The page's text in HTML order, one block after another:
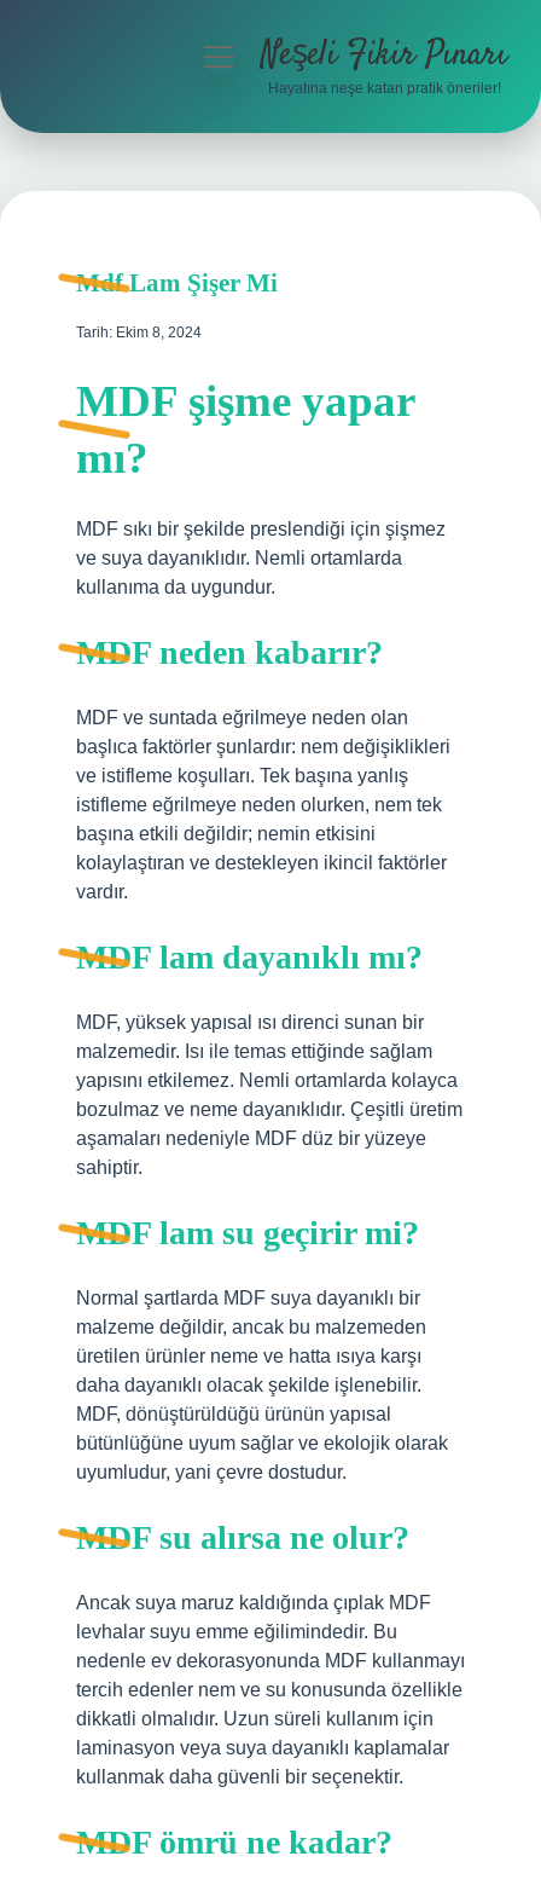
Hakkımızda
menüyüNeşeli Fikir Pınarı
Hayatına neşe katan pratik öneriler!
Mdf Lam Şişer Mi
Tarih: Ekim 8, 2024
MDF şişme yapar
mı?
MDF sıkı bir şekilde preslendiği için şişmez
ve suya dayanıklıdır. Nemli ortamlarda
kullanıma da uygundur.
MDF neden kabarır?
MDF ve suntada eğrilmeye neden olan
başlıca faktörler şunlardır: nem değişiklikleri
ve istifleme koşulları. Tek başına yanlış
istifleme eğrilmeye neden olurken, nem tek
başına etkili değildir; nemin etkisini
kolaylaştıran ve destekleyen ikincil faktörler
vardır.
MDF lam dayanıklı mı?
MDF, yüksek yapısal ısı direnci sunan bir
malzemedir. Isı ile temas ettiğinde sağlam
yapısını etkilemez. Nemli ortamlarda kolayca
bozulmaz ve neme dayanıklıdır. Çeşitli üretim
aşamaları nedeniyle MDF düz bir yüzeye
sahiptir.
MDF lam su geçirir mi?
Normal şartlarda MDF suya dayanıklı bir
malzeme değildir, ancak bu malzemeden
üretilen ürünler neme ve hatta ısıya karşı
daha dayanıklı olacak şekilde işlenebilir.
MDF, dönüştürüldüğü ürünün yapısal
bütünlüğüne uyum sağlar ve ekolojik olarak
uyumludur, yani çevre dostudur.
MDF su alırsa ne olur?
Ancak suya maruz kaldığında çıplak MDF
levhalar suyu emme eğilimindedir. Bu
nedenle ev dekorasyonunda MDF kullanmayı
tercih edenler nem ve su konusunda özellikle
dikkatli olmalıdır. Uzun süreli kullanım için
laminasyon veya suya dayanıklı kaplamalar
kullanmak daha güvenli bir seçenektir.
MDF ömrü ne kadar?